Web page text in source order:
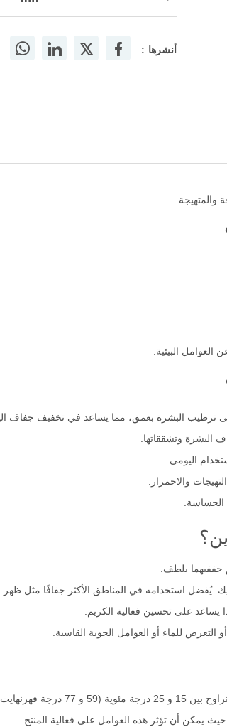
أنشرها :
والمتهيجة.
ترطيب البشرة بعمق، مما يساعد في تخفيف جفاف
البشرة وتشققاتها.
اليومي.
والاحمرار.
الحساسة.
جففيهما بلطف.
يُفضل استخدامه في المناطق الأكثر جفافًا مثل ظهر
يساعد على تحسين فعالية الكريم.
للماء أو العوامل الجوية القاسية.
فهرنهايت).
يمكن أن تؤثر هذه العوامل على فعالية المنتج.